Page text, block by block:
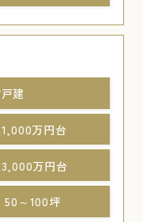
建
万円台
万円台
50～100坪